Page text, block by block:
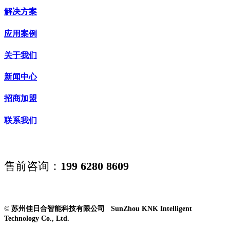
解决方案
应用案例
关于我们
新闻中心
招商加盟
联系我们
售前咨询： 199 6280 8609
© 苏州佳日合智能科技有限公司 SunZhou KNK Intelligent
Technology Co., Ltd.